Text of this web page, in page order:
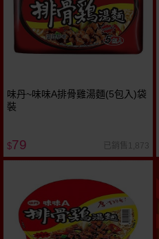
味丹~味味A排骨雞湯麵(5包入)袋
裝
$79 已銷售1,873